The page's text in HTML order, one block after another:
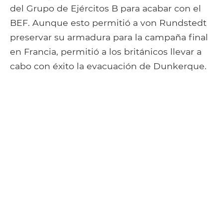
del Grupo de Ejércitos B para acabar con el
BEF. Aunque esto permitió a von Rundstedt
preservar su armadura para la campaña final
en Francia, permitió a los británicos llevar a
cabo con éxito la evacuación de Dunkerque.